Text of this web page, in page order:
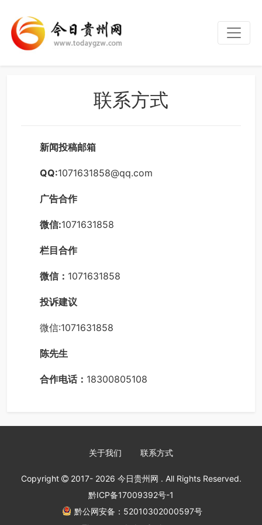
联系方式
新闻投稿邮箱
QQ:1071631858@qq.com
广告合作
微信:1071631858
栏目合作
微信： 1071631858
投诉建议
微信:1071631858
陈先生
合作电话： 18300805108
关于我们 联系方式
Copyright 2017- 2026 今日贵州网 . All Rights Reserved.
黔ICP备17009392号-1
黔公网安备：52010302000597号